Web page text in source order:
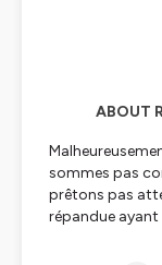
ABOUT
sommes pas
prêtons pas
répandue